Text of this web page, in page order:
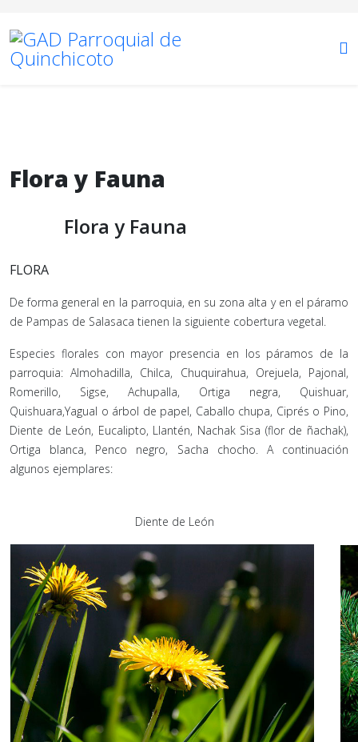
Flora y Fauna
Flora y Fauna
FLORA
De forma general en la parroquia, en su zona alta y en el páramo
de Pampas de Salasaca tienen la siguiente cobertura vegetal.
Especies florales con mayor presencia en los páramos de la
parroquia: Almohadilla, Chilca, Chuquirahua, Orejuela, Pajonal,
Romerillo, Sigse, Achupalla, Ortiga negra, Quishuar,
Quishuara,Yagual o árbol de papel, Caballo chupa, Ciprés o Pino,
Diente de León, Eucalipto, Llantén, Nachak Sisa (flor de ñachak),
Ortiga blanca, Penco negro, Sacha chocho. A continuación
algunos ejemplares:
Diente de León